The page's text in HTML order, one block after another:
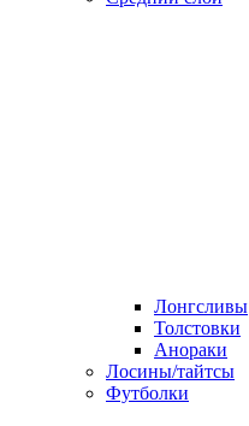
Лонгсливы
Толстовки
Анораки
Лосины/тайтсы
Футболки